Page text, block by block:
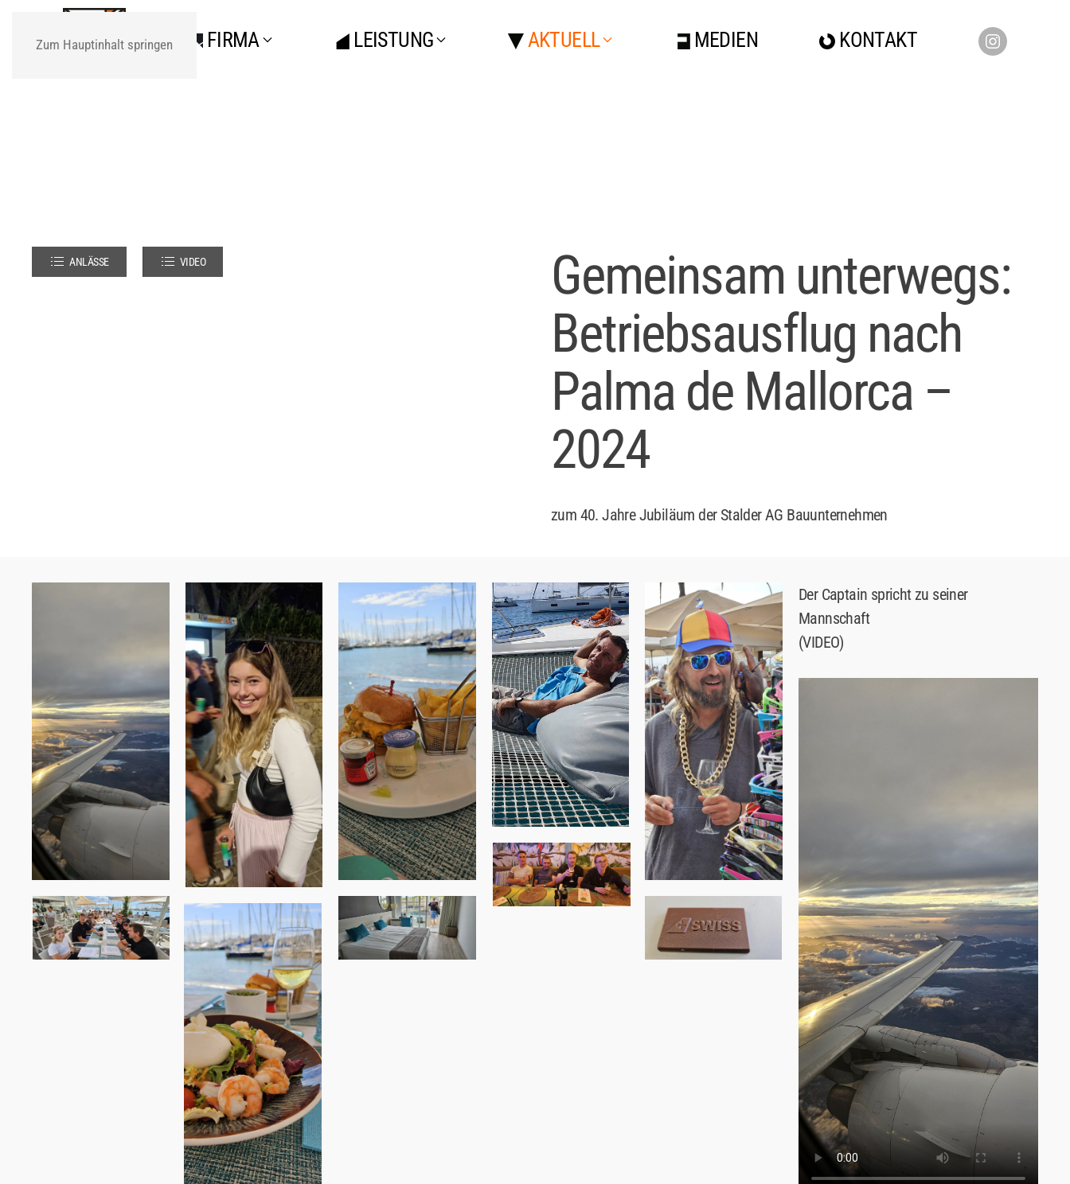
Zum Hauptinhalt springen FIRMA LEISTUNG AKTUELL MEDIEN KONTAKT
ANLÄSSE VIDEO
Gemeinsam unterwegs:
Betriebsausflug nach
Palma de Mallorca –
2024
zum 40. Jahre Jubiläum der Stalder AG Bauunternehmen
Der Captain spricht zu seiner
Mannschaft
(VIDEO)